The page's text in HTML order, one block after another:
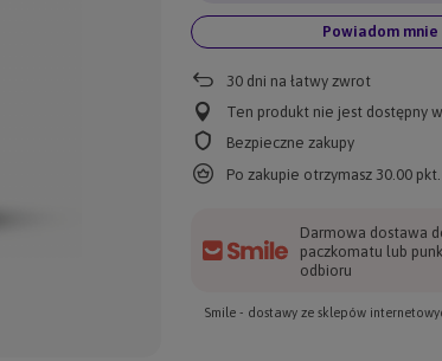
Powiadom
30 dni na łatwy zwrot
Ten produkt nie jest dostępny
Bezpieczne zakupy
Po zakupie otrzymasz 30.00 pkt.
Darmowa dostawa
paczkomatu lub
odbioru
Smile - dostawy ze sklepów